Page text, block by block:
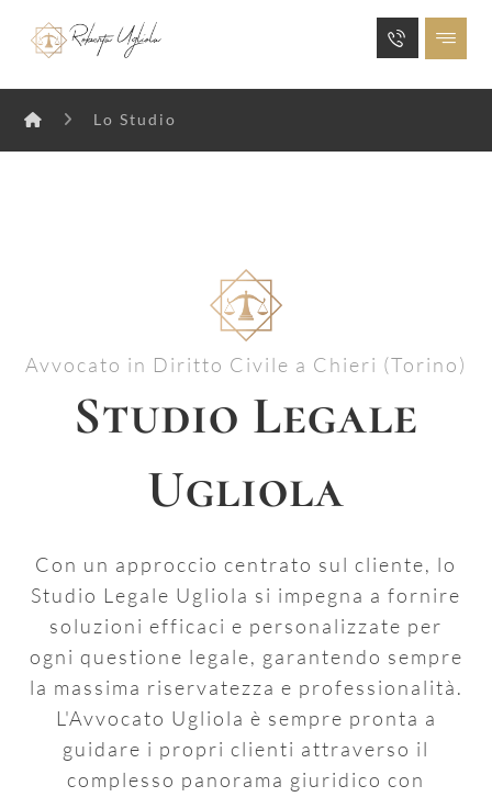
Lo Studio
Avvocato in Diritto Civile a Chieri (Torino)
Studio Legale
Ugliola
Con un approccio centrato sul cliente, lo
Studio Legale Ugliola si impegna a fornire
soluzioni efficaci e personalizzate per
ogni questione legale, garantendo sempre
la massima riservatezza e professionalità.
L'Avvocato Ugliola è sempre pronta a
guidare i propri clienti attraverso il
complesso panorama giuridico con